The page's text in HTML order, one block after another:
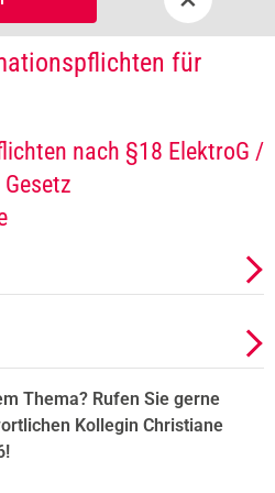
für
nach §18 ElektroG /
Thema? Rufen Sie gerne
Kollegin Christiane